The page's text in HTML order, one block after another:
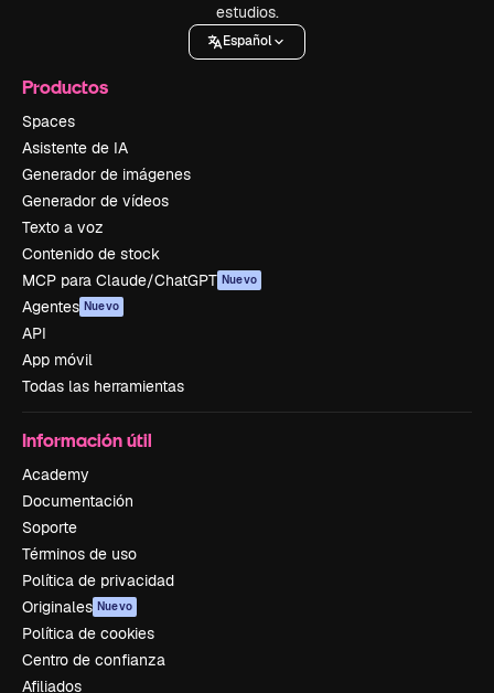
estudios.
Español
Productos
Spaces
Asistente de IA
Generador de imágenes
Generador de vídeos
Texto a voz
Contenido de stock
MCP para Claude/ChatGPT Nuevo
Agentes Nuevo
API
App móvil
Todas las herramientas
Información útil
Academy
Documentación
Soporte
Términos de uso
Política de privacidad
Originales Nuevo
Política de cookies
Centro de confianza
Afiliados